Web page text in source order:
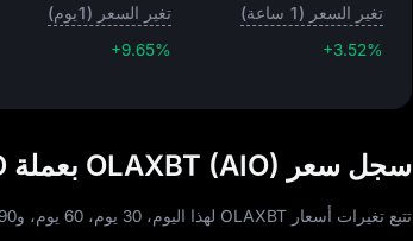
تغير السعر (1 ساعة)
+3.52%
تغير السعر (1يوم)
+9.65%
سجل سعر OLAXBT (AIO) بعملة USD
تتبع تغيرات أسعار OLAXBT لهذا اليوم، 30 يوم، 60 يوم، و90 يوم: